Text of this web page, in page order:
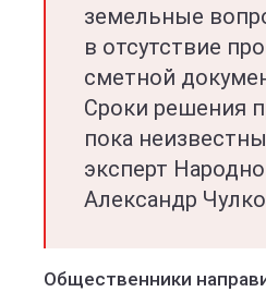
земельные
в отсутствие
сметной
Сроки решения
пока
эксперт
Александр
Общественники